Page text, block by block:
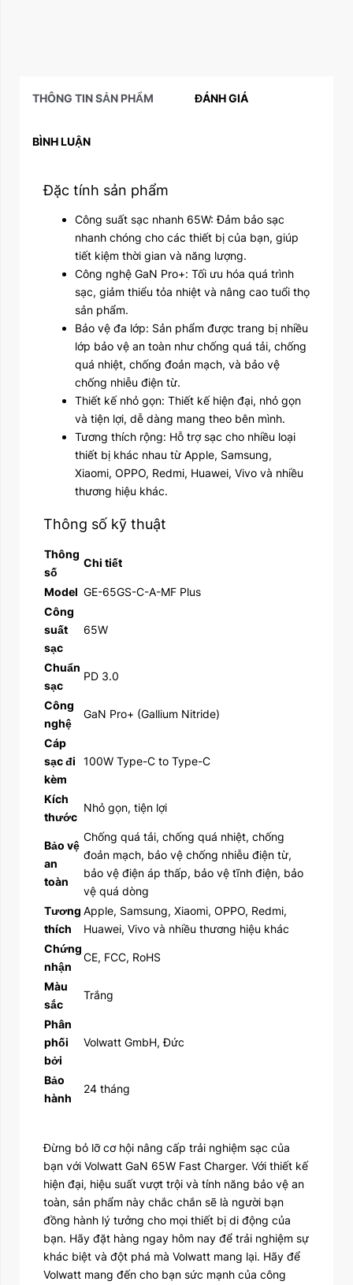
THÔNG TIN SẢN PHẨM ĐÁNH GIÁ
BÌNH LUẬN
Đặc tính sản phẩm
Công suất sạc nhanh 65W: Đảm bảo sạc
nhanh chóng cho các thiết bị của bạn, giúp
tiết kiệm thời gian và năng lượng.
Công nghệ GaN Pro+: Tối ưu hóa quá trình
sạc, giảm thiểu tỏa nhiệt và nâng cao tuổi thọ
sản phẩm.
Bảo vệ đa lớp: Sản phẩm được trang bị nhiều
lớp bảo vệ an toàn như chống quá tải, chống
quá nhiệt, chống đoản mạch, và bảo vệ
chống nhiễu điện từ.
Thiết kế nhỏ gọn: Thiết kế hiện đại, nhỏ gọn
và tiện lợi, dễ dàng mang theo bên mình.
Tương thích rộng: Hỗ trợ sạc cho nhiều loại
thiết bị khác nhau từ Apple, Samsung,
Xiaomi, OPPO, Redmi, Huawei, Vivo và nhiều
thương hiệu khác.
Thông số kỹ thuật
Thông
số
Chi tiết
Model GE-65GS-C-A-MF Plus
Công
suất
sạc
65W
Chuẩn
sạc
PD 3.0
Công
nghệ
GaN Pro+ (Gallium Nitride)
Cáp
sạc đi
kèm
100W Type-C to Type-C
Kích
thước
Nhỏ gọn, tiện lợi
Bảo vệ
an
toàn
Chống quá tải, chống quá nhiệt, chống
đoản mạch, bảo vệ chống nhiễu điện từ,
bảo vệ điện áp thấp, bảo vệ tĩnh điện, bảo
vệ quá dòng
Tương
thích
Apple, Samsung, Xiaomi, OPPO, Redmi,
Huawei, Vivo và nhiều thương hiệu khác
Chứng
nhận
CE, FCC, RoHS
Màu
sắc
Trắng
Phân
phối
bởi
Volwatt GmbH, Đức
Bảo
hành
24 tháng
Đừng bỏ lỡ cơ hội nâng cấp trải nghiệm sạc của
bạn với Volwatt GaN 65W Fast Charger. Với thiết kế
hiện đại, hiệu suất vượt trội và tính năng bảo vệ an
toàn, sản phẩm này chắc chắn sẽ là người bạn
đồng hành lý tưởng cho mọi thiết bị di động của
bạn. Hãy đặt hàng ngay hôm nay để trải nghiệm sự
khác biệt và đột phá mà Volwatt mang lại. Hãy để
Volwatt mang đến cho bạn sức mạnh của công